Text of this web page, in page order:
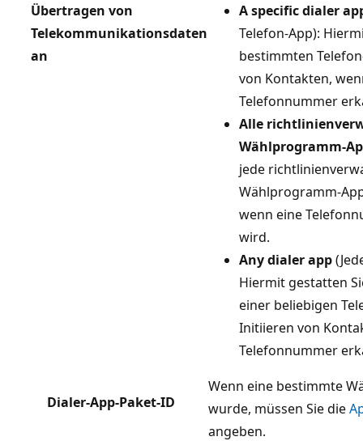
Übertragen von
Telekommunikationsdaten
an
A specific dialer
Telefon-App):
bestimmten
von Kontakten,
Telefonnummer
Alle
Wählprogramm-
jede
Wählprogramm-
wenn eine
wird.
Any dialer app
Hiermit gestatten
einer beliebigen
Initiieren von
Telefonnummer
Dialer-App-Paket-ID
Wenn eine bestimmte
wurde, müssen Sie die
angeben.